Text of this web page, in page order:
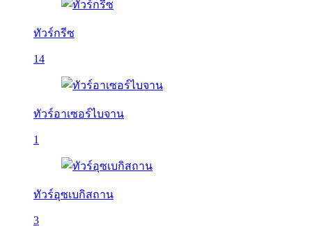
ทัวร์กรีซ
14
ทัวร์อาเซอร์ไบจาน
1
ทัวร์อุซเบกิสถาน
3